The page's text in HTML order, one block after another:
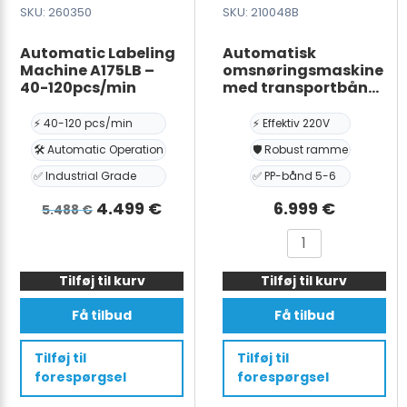
Carton
Size:
W120*H120mm
antal
SKU: 260350
Automatic Labeling
Machine A175LB –
40-120pcs/min
⚡ 40-120 pcs/min
🛠️ Automatic Operation
✅ Industrial Grade
5.488€ Den
var:
5.488 €.
4.499 €Den
Machine
A175LB
-
40-
120pcs/min
antal
Tilføj til kurv
Få tilbud
Tilføj til
forespørgsel
SKU: 210048B
Automatisk
omsnøringsmaskine
med transportbånd
220V, til PP-bånd
bredde 5-6 mm,
tykkelse 0,6-1,0 mm,
ramme – bredde 850
mm, højde 800 mm
⚡ Effektiv 220V
🛡️ Robust ramme
✅ PP-bånd 5-6
6.999 €
Automatisk
med
transportbånd
–
HIPO
ULTRA-
B,
Tilføj til kurv
Få tilbud
Tilføj til
forespørgsel